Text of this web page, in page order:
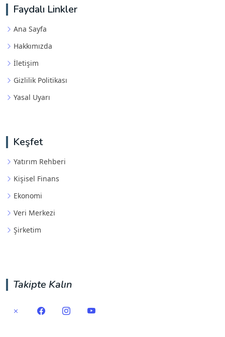
Faydalı Linkler
Ana Sayfa
Hakkımızda
İletişim
Gizlilik Politikası
Yasal Uyarı
Keşfet
Yatırım Rehberi
Kişisel Finans
Ekonomi
Veri Merkezi
Şirketim
Takipte Kalın